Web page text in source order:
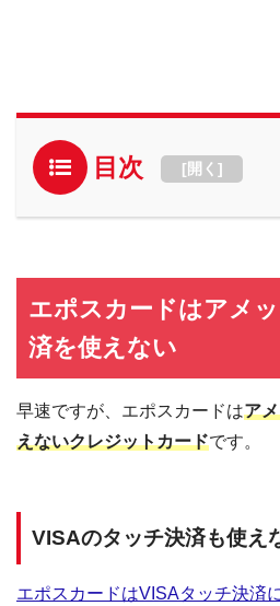
目次 [開く ]
エポスカードはアメ
済を使えない
早速ですが、エポスカードはア
えないクレジットカードです。
VISAのタッチ決済も使え
エポスカードはVISAタッチ決済